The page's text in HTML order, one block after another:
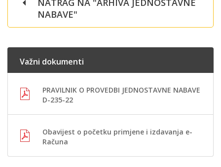
NATRAG NA "ARHIVA JEDNOSTAVNE
NABAVE"
Važni dokumenti
PRAVILNIK O PROVEDBI JEDNOSTAVNE NABAVE
D-235-22
Obavijest o početku primjene i izdavanja e-
Računa